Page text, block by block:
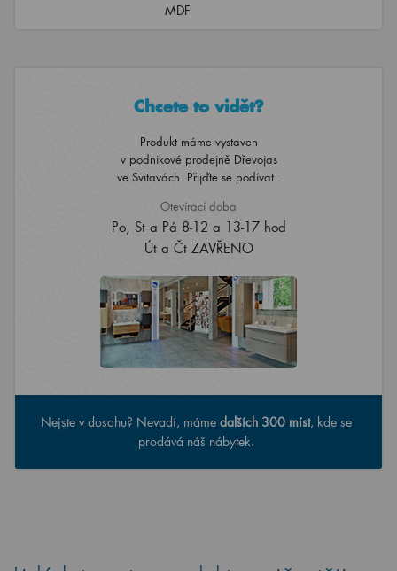
MDF
Chcete to vidět?
Produkt máme vystaven
v podnikové prodejně Dřevojas
ve Svitavách. Přijďte se podívat..
Otevírací doba
Po, St a Pá 8-12 a 13-17 hod
Út a Čt ZAVŘENO
Nejste v dosahu? Nevadí, máme dalších 300 míst, kde se
prodává náš nábytek.